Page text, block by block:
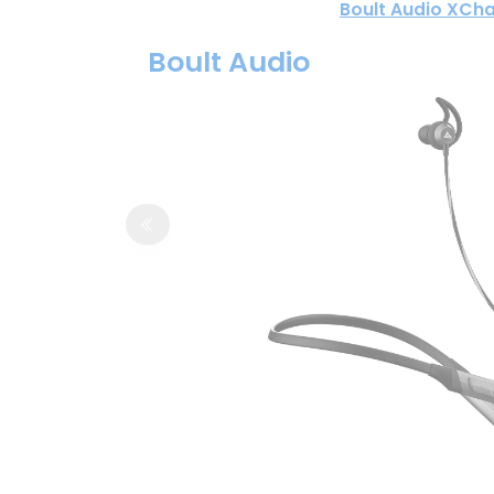
Boult Audio
Boult Audio